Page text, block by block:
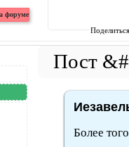
Более